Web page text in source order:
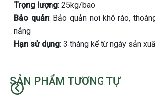
Trọng lượng: 25kg/bao
Bảo quản: Bảo quản nơi khô ráo,
nắng
Hạn sử dụng: 3 tháng kể từ ngày sản
SẢN PHẨM TƯƠNG TỰ
Trước